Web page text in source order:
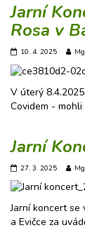
Jarní
Rosa v
10. 4. 2025
V úterý
Covidem -
Jarní
27. 3. 2025
Jarní koncert se
a Evičce za